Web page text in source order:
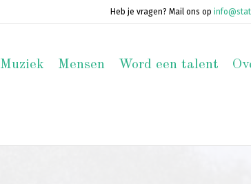
Heb je vragen? Mail ons op
Muziek Mensen Word een talent